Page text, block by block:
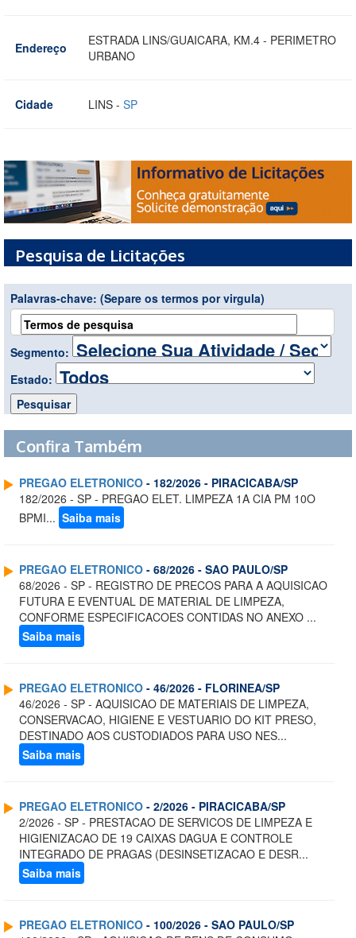
Endereço
ESTRADA LINS/GUAICARA, KM.4 - PERIMETRO
URBANO
Cidade LINS - SP
Pesquisa de Licitações
Palavras-chave: (Separe os termos por virgula)
Segmento:
Estado:
Confira Também
PREGAO ELETRONICO - 182/2026 - PIRACICABA/SP
182/2026 - SP - PREGAO ELET. LIMPEZA 1A CIA PM 10O
BPMI... Saiba mais
PREGAO ELETRONICO - 68/2026 - SAO PAULO/SP
68/2026 - SP - REGISTRO DE PRECOS PARA A AQUISICAO
FUTURA E EVENTUAL DE MATERIAL DE LIMPEZA,
CONFORME ESPECIFICACOES CONTIDAS NO ANEXO ...
Saiba mais
PREGAO ELETRONICO - 46/2026 - FLORINEA/SP
46/2026 - SP - AQUISICAO DE MATERIAIS DE LIMPEZA,
CONSERVACAO, HIGIENE E VESTUARIO DO KIT PRESO,
DESTINADO AOS CUSTODIADOS PARA USO NES...
Saiba mais
PREGAO ELETRONICO - 2/2026 - PIRACICABA/SP
2/2026 - SP - PRESTACAO DE SERVICOS DE LIMPEZA E
HIGIENIZACAO DE 19 CAIXAS DAGUA E CONTROLE
INTEGRADO DE PRAGAS (DESINSETIZACAO E DESR...
Saiba mais
PREGAO ELETRONICO - 100/2026 - SAO PAULO/SP